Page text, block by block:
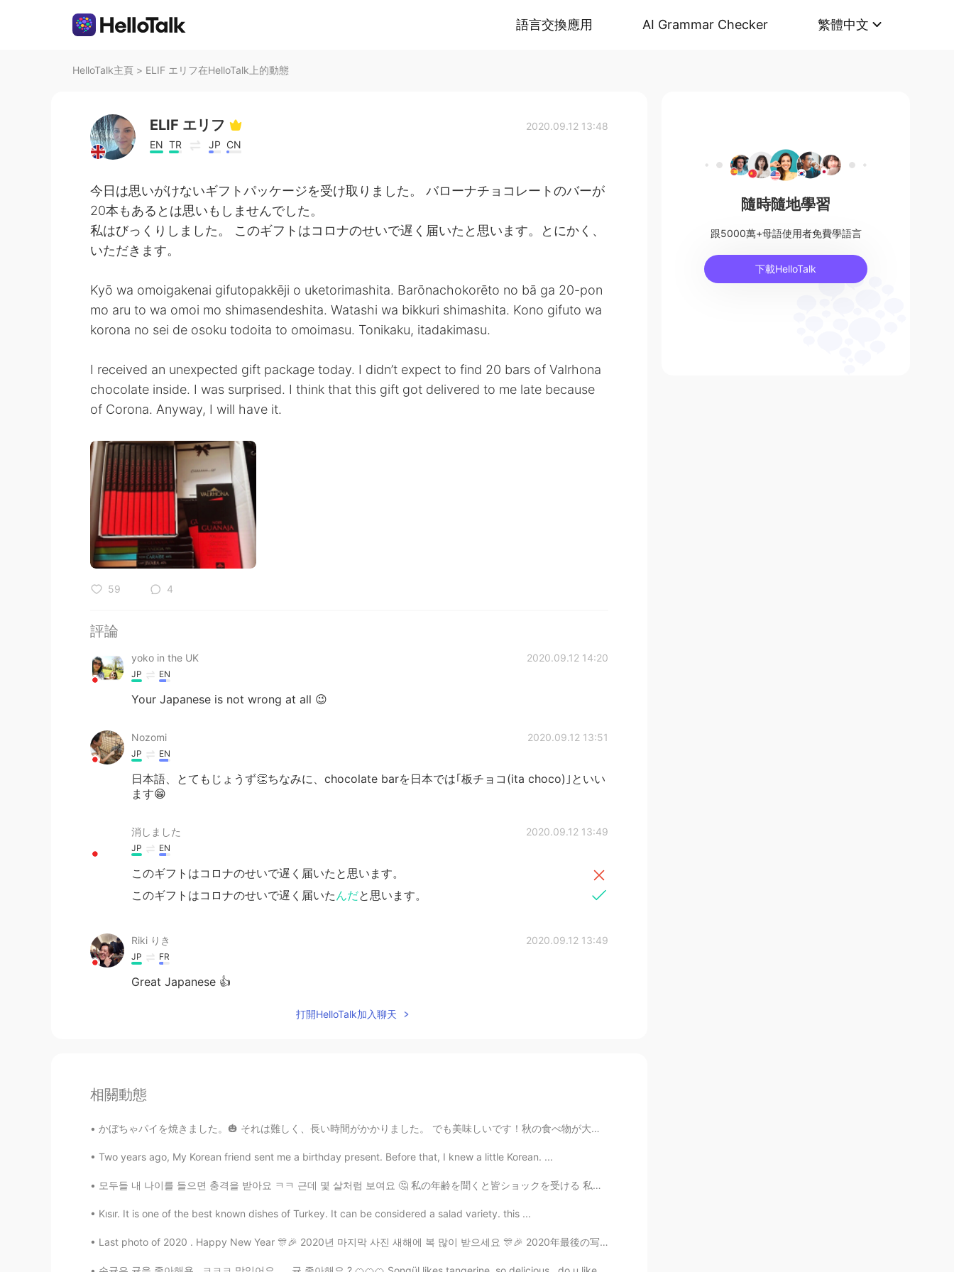
語言交換應用 AI Grammar Checker 繁體中文
HelloTalk主頁 > ELIF エリフ在HelloTalk上的動態
ELIF エリフ
EN TR JP CN
2020.09.12 13:48
今日は思いがけないギフトパッケージを受け取りました。 バローナチョコレートのバーが
20本もあるとは思いもしませんでした。
私はびっくりしました。 このギフトはコロナのせいで遅く届いたと思います。とにかく、
いただきます。
Kyō wa omoigakenai gifutopakkēji o uketorimashita. Barōnachokorēto no bā ga 20-pon
mo aru to wa omoi mo shimasendeshita. Watashi wa bikkuri shimashita. Kono gifuto wa
korona no sei de osoku todoita to omoimasu. Tonikaku, itadakimasu.
I received an unexpected gift package today. I didn’t expect to find 20 bars of Valrhona
chocolate inside. I was surprised. I think that this gift got delivered to me late because
of Corona. Anyway, I will have it.
59 4
評論
yoko in the UK 2020.09.12 14:20
JP EN
Your Japanese is not wrong at all 😉
Nozomi 2020.09.12 13:51
JP EN
日本語、とてもじょうず👏ちなみに、chocolate barを日本では｢板チョコ(ita choco)｣といい
ます😁
消しました 2020.09.12 13:49
JP EN
このギフトはコロナのせいで遅く届いたと思います。
このギフトはコロナのせいで遅く届いた んだと思います。
Riki りき 2020.09.12 13:49
JP FR
Great Japanese 👍
打開HelloTalk加入聊天
相關動態
かぼちゃパイを焼きました。🎃 それは難しく、長い時間がかかりました。 でも美味しいです！秋の食べ物が大好きです。🍂🍁 Kabocha pai o yakimashita. Sore wa mu...
Two years ago, My Korean friend sent me a birthday present. Before that, I knew a little Korean. ...
모두들 내 나이를 들으면 충격을 받아요 ㅋㅋ 근데 몇 살처럼 보여요 🤔 私の年齢を聞くと皆ショックを受ける 私は何歳に見えますか？🤔 Everyone is shocked wh...
Kısır. It is one of the best known dishes of Turkey. It can be considered a salad variety. this ...
Last photo of 2020 . Happy New Year 🎊🎉 2020년 마지막 사진 새해에 복 많이 받으세요 🎊🎉 2020年最後の写真. 明けましておめでとうござい...
隨時隨地學習
跟5000萬+母語使用者免費學語言
下載HelloTalk